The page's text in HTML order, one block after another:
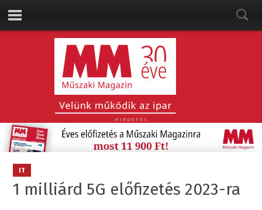
HIRDETÉS
IT
1 milliárd 5G előfizetés 2023-ra